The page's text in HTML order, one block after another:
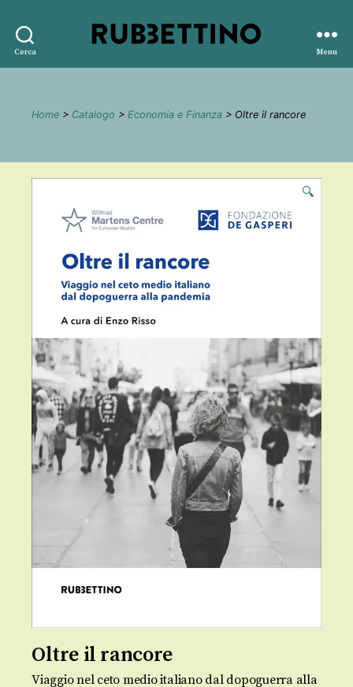
Cerca
editore
Menu
Home > Catalogo > Economia e Finanza > Oltre il rancore
🔍
Oltre il rancore
Viaggio nel ceto medio italiano dal dopoguerra alla